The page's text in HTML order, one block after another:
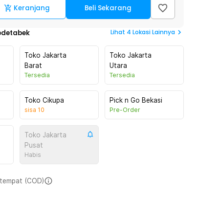
Keranjang Beli Sekarang
Lihat 4 Lokasi Lainnya
Toko Jakarta
Barat
Tersedia
Toko Jakarta
Utara
Tersedia
Toko Cikupa
sisa 10
Pick n Go Bekasi
Pre-Order
Toko Jakarta
Pusat
Habis
(COD)